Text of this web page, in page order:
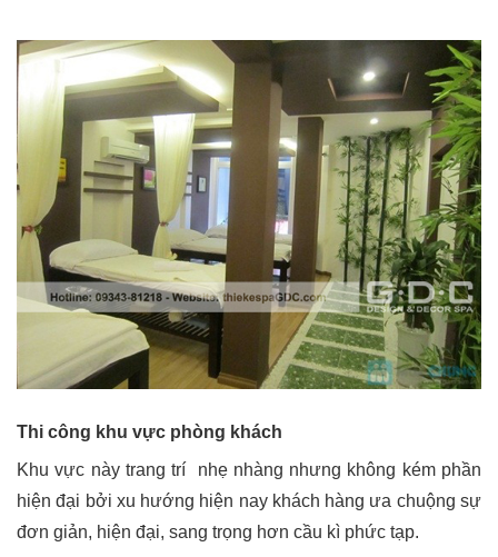
Thi công khu vực phòng khách
Khu vực này trang trí nhẹ nhàng nhưng không kém phần
hiện đại bởi xu hướng hiện nay khách hàng ưa chuộng sự
đơn giản, hiện đại, sang trọng hơn cầu kì phức tạp.